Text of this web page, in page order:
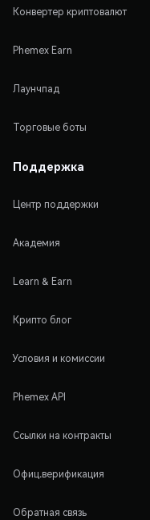
Конвертер криптовалют
Phemex Earn
Лаунчпад
Торговые боты
Поддержка
Центр поддержки
Академия
Learn & Earn
Крипто блог
Условия и комиссии
Phemex API
Ссылки на контракты
Офиц.верификация
Обратная связь